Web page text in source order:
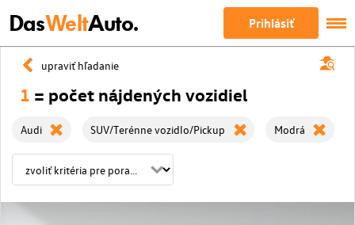
DasWeltAuto. Prihlásiť
upraviť hľadanie
1 = počet nájdených vozidiel
Audi SUV/Terénne vozidlo/Pickup Modrá